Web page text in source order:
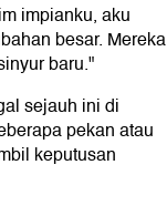
impianku, aku
besar. Mereka
baru."
sejauh ini di
pekan atau
keputusan